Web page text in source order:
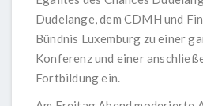
Dudelange, dem CDMH und
Bündnis Luxemburg zu einer
Konferenz und einer
Fortbildung ein.